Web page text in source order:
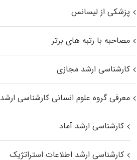
پزشکی از لیسانس
مصاحبه با رتبه های برتر
کارشناسی ارشد مجازی
معرفی گروه علوم انسانی کارشناسی ارشد
کارشناسی ارشد آماد
کارشناسی ارشد اطلاعات استراتژیک